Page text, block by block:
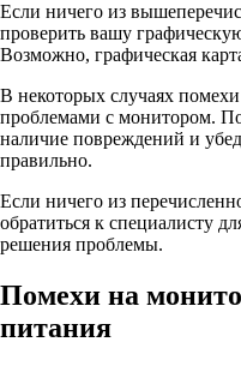
Если ничего из
проверить вашу
Возможно, графическая
В некоторых случаях
проблемами с монитором.
наличие повреждений и
правильно.
Если ничего из
обратиться к специалисту
решения проблемы.
Помехи на
питания